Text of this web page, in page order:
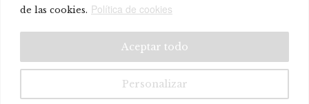
de las cookies. Política de cookies
Personalizar
Aceptar todo
© Systemtronic |Rechtliche Warnung